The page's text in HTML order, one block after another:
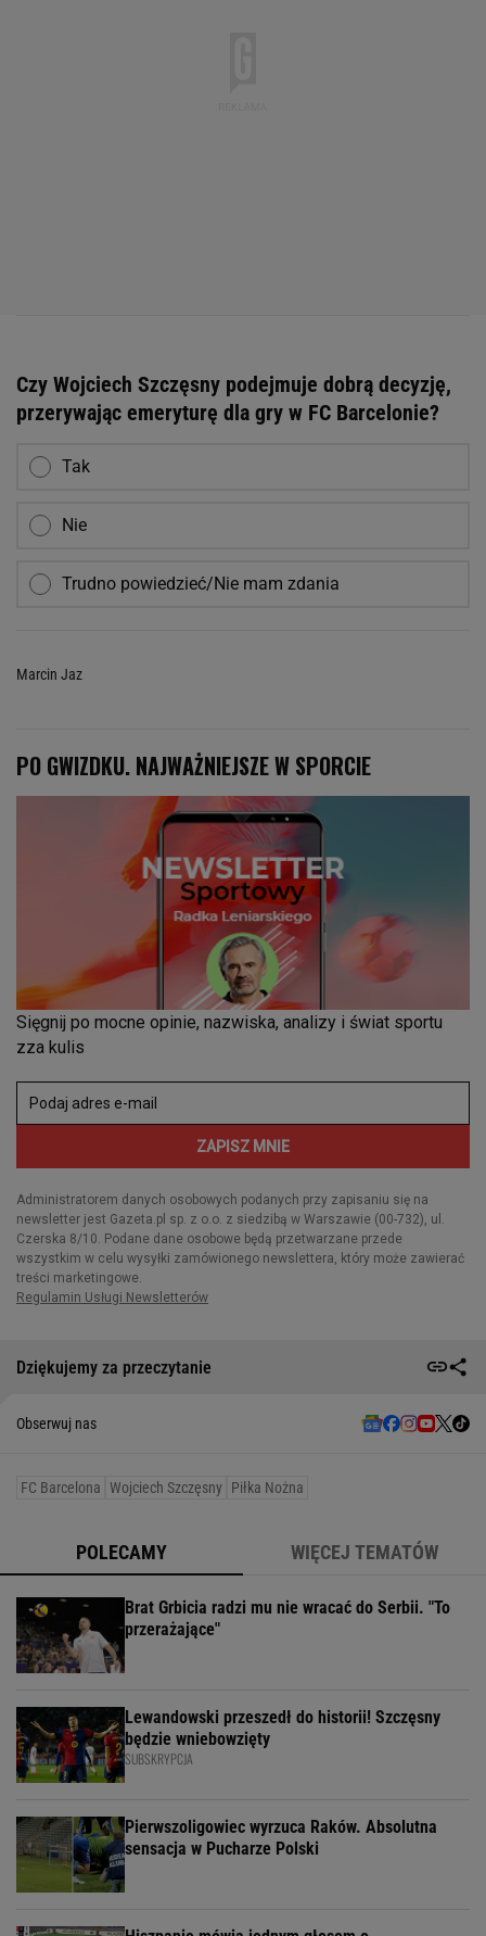
Czy Wojciech Szczęsny podejmuje dobrą decyzję,
przerywając emeryturę dla gry w FC Barcelonie?
Tak
Nie
Trudno powiedzieć/Nie mam zdania
Marcin Jaz
Dziękujemy za przeczytanie
Obserwuj nas
FC Barcelona Wojciech Szczęsny Piłka Nożna
POLECAMY WIĘCEJ TEMATÓW
Brat Grbicia radzi mu nie wracać do Serbii. "To
przerażające"
Lewandowski przeszedł do historii! Szczęsny
będzie wniebowzięty
SUBSKRYPCJA
Pierwszoligowiec wyrzuca Raków. Absolutna
sensacja w Pucharze Polski